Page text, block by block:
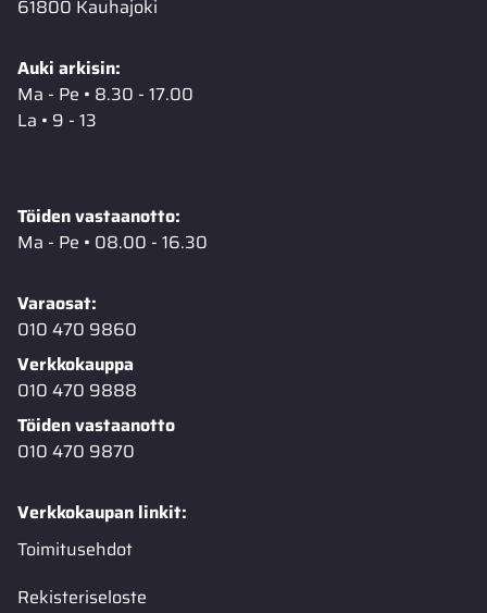
61800 Kauhajoki
Auki arkisin:
Ma - Pe • 8.30 - 17.00
La • 9 - 13
Töiden vastaanotto:
Ma - Pe • 08.00 - 16.30
Varaosat:
010 470 9860
Verkkokauppa
010 470 9888
Töiden vastaanotto
010 470 9870
Verkkokaupan linkit:
Toimitusehdot
Rekisteriseloste